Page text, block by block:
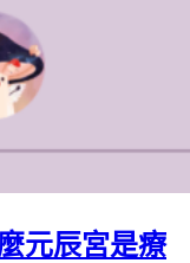
元辰宮是療